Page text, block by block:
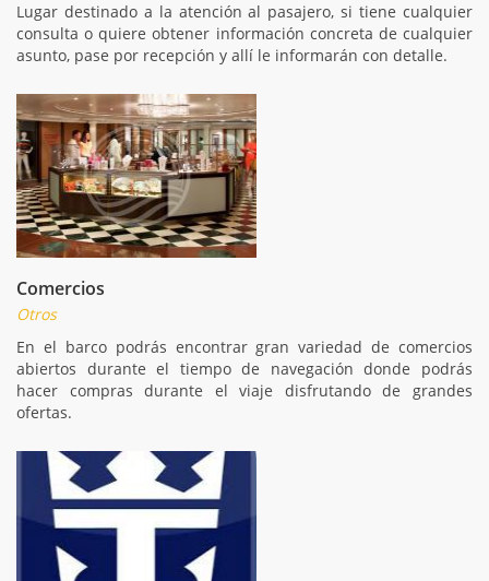
Lugar destinado a la atención al pasajero, si tiene cualquier
consulta o quiere obtener información concreta de cualquier
asunto, pase por recepción y allí le informarán con detalle.
Comercios
Otros
En el barco podrás encontrar gran variedad de comercios
abiertos durante el tiempo de navegación donde podrás
hacer compras durante el viaje disfrutando de grandes
ofertas.